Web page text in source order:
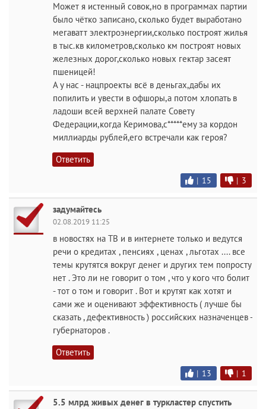
Может я истенный совок,но в программах партии
было чётко записано, сколько будет выработано
мегаватт электроэнергии,сколько построят жилья
в тыс.кв километров,сколько км построят новых
железных дорог,сколько новых гектар засеят
пшеницей!
А у нас - нацпроекты всё в деньгах,дабы их
попилить и увести в офшоры,а потом хлопать в
ладоши всей верхней палате Совету
Федерации,когда Керимова,с*****ему за кордон
миллиарды рублей,его встречали как героя?
Ответить
| 15 | 3
задумайтесь
02.08.2019 11:25
в новостях на ТВ и в интернете только и ведутся
речи о кредитах , пенсиях , ценах , льготах .... все
темы крутятся вокруг денег и других тем попросту
нет . Это ли не говорит о том , что у кого что болит
- тот о том и говорит . Вот и крутят как хотят и
сами же и оценивают эффективность ( лучше бы
сказать , дефективность ) российских назначенцев -
губернаторов .
Ответить
| 13 | 1
5.5 млрд живых денег в туркластер спустить